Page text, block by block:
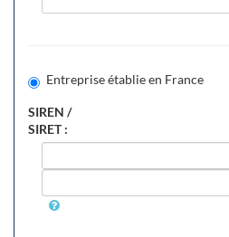
Entreprise établie en France
SIREN /
SIRET :